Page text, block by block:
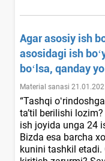
Agar asosiy ish
asosidagi ish
boʻlsa, qanday
Material sanasi
“Tashqi
ta’til berilishi
ish joyida unga 24
Bizda esa barcha
kunini tashkil etadi.